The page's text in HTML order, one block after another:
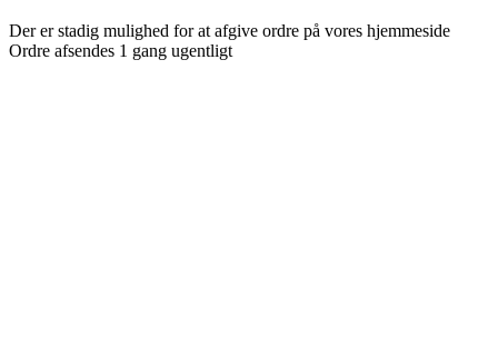
Der er stadig mulighed for at afgive ordre på vores hjemmeside
Ordre afsendes 1 gang ugentligt